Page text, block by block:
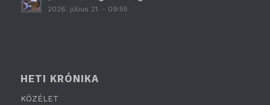
2026. július 21. - 09:55
HETI KRÓNIKA
KÖZÉLET